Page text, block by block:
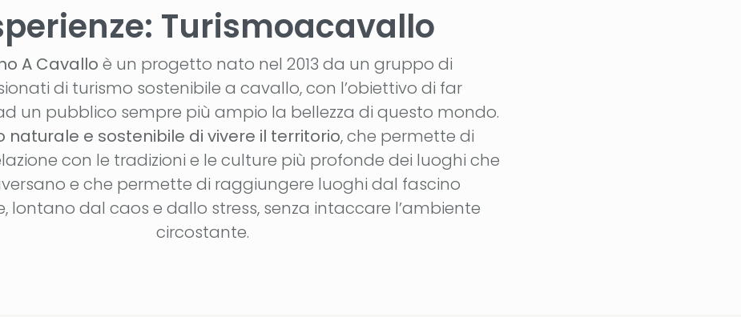
Turismoacavallo
A Cavallo è un progetto nato nel 2013 da un gruppo di
di turismo sostenibile a cavallo, con l’obiettivo di far
un pubblico sempre più ampio la bellezza di questo mondo.
naturale e sostenibile di vivere il territorio, che permette di
con le tradizioni e le culture più profonde dei luoghi che
e che permette di raggiungere luoghi dal fascino
lontano dal caos e dallo stress, senza intaccare l’ambiente
circostante.